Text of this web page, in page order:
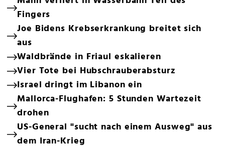
Fingers
Joe Bidens Krebserkrankung breitet sich
aus
Waldbrände in Friaul eskalieren
Vier Tote bei Hubschrauberabsturz
Israel dringt im Libanon ein
Mallorca-Flughafen: 5 Stunden Wartezeit
drohen
US-General "sucht nach einem Ausweg" aus
dem Iran-Krieg